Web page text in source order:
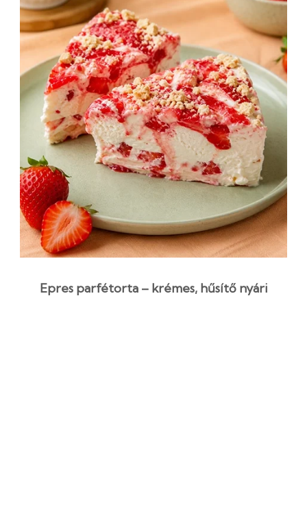
Epres parfétorta – krémes, hűsítő nyári